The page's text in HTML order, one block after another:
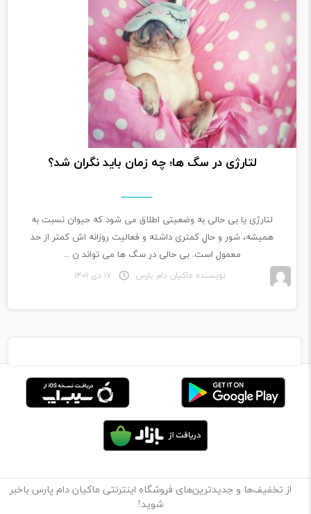
لتارژی در سگ ها؛ چه زمان باید نگران شد؟
لتارژی یا بی حالی به وضعیتی اطلاق می شود که حیوان نسبت به
همیشه، شور و حالِ کمتری داشته و فعالیت روزانه اش کمتر از حد
معمول است. بی حالی در سگ ها می تواند ن ...
نویسنده ماکیان دام پارس ۱۷ دی ۱۴۰۱
از تخفیف‌ها و جدیدترین‌های فروشگاه اینترنتی ماکیان دام پارس باخبر
شوید!